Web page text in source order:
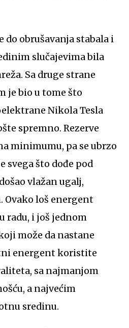
do obrušavanja stabala i
slučajevima bila
Sa druge strane
je bio u tome što
Nikola Tesla
spremno. Rezerve
minimumu, pa se ubrzo
svega što dođe pod
vlažan ugalj,
Ovako loš energent
radu, i još jednom
može da nastane
energent koristite
sa najmanjom
a najvećim
sredinu.